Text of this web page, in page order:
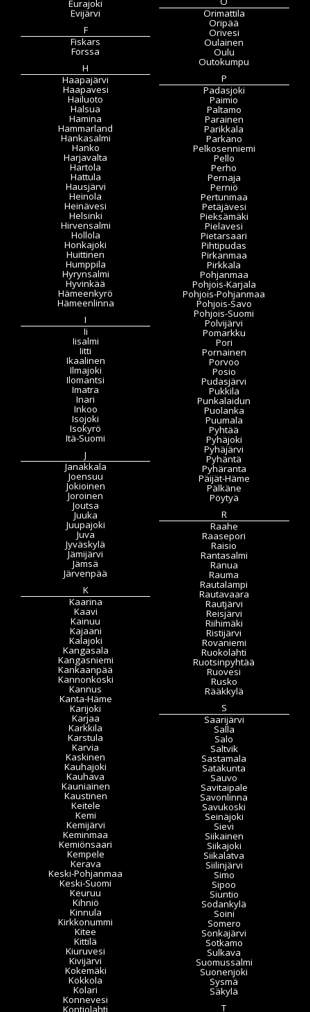
Eurajoki
Evijärvi
F
Fiskars
Forssa
H
Haapajärvi
Haapavesi
Hailuoto
Halsua
Hamina
Hammarland
Hankasalmi
Hanko
Harjavalta
Hartola
Hattula
Hausjärvi
Heinola
Heinävesi
Helsinki
Hirvensalmi
Hollola
Honkajoki
Huittinen
Humppila
Hyrynsalmi
Hyvinkää
Hämeenkyrö
Hämeenlinna
I
Ii
Iisalmi
Iitti
Ikaalinen
Ilmajoki
Ilomantsi
Imatra
Inari
Inkoo
Isojoki
Isokyrö
Itä-Suomi
J
Janakkala
Joensuu
Jokioinen
Joroinen
Joutsa
Juuka
Juupajoki
Juva
Jyväskylä
Jämijärvi
Jämsä
Järvenpää
K
Kaarina
Kaavi
Kainuu
Kajaani
Kalajoki
Kangasala
Kangasniemi
Kankaanpää
Kannonkoski
Kannus
Kanta-Häme
Karijoki
Karjaa
Karkkila
Karstula
Karvia
Kaskinen
Kauhajoki
Kauhava
Kauniainen
Kaustinen
Keitele
Kemi
Kemijärvi
Keminmaa
Kemiönsaari
Kempele
Kerava
Keski-Pohjanmaa
Keski-Suomi
Keuruu
Kihniö
Kinnula
Kirkkonummi
Kitee
Kittilä
Kiuruvesi
Kivijärvi
Kokemäki
Kokkola
Kolari
Konnevesi
Kontiolahti
Orimattila
Oripää
Orivesi
Oulainen
Oulu
Outokumpu
P
Padasjoki
Paimio
Paltamo
Parainen
Parikkala
Parkano
Pelkosenniemi
Pello
Perho
Pernaja
Perniö
Pertunmaa
Petäjävesi
Pieksämäki
Pielavesi
Pietarsaari
Pihtipudas
Pirkanmaa
Pirkkala
Pohjanmaa
Pohjois-Karjala
Pohjois-Pohjanmaa
Pohjois-Savo
Pohjois-Suomi
Polvijärvi
Pomarkku
Pori
Pornainen
Porvoo
Posio
Pudasjärvi
Pukkila
Punkalaidun
Puolanka
Puumala
Pyhtää
Pyhäjoki
Pyhäjärvi
Pyhäntä
Pyhäranta
Päijät-Häme
Pälkäne
Pöytyä
R
Raahe
Raasepori
Raisio
Rantasalmi
Ranua
Rauma
Rautalampi
Rautavaara
Rautjärvi
Reisjärvi
Riihimäki
Ristijärvi
Rovaniemi
Ruokolahti
Ruotsinpyhtää
Ruovesi
Rusko
Rääkkylä
S
Saarijärvi
Salla
Salo
Saltvik
Sastamala
Satakunta
Sauvo
Savitaipale
Savonlinna
Savukoski
Seinäjoki
Sievi
Siikainen
Siikajoki
Siikalatva
Siilinjärvi
Simo
Sipoo
Siuntio
Sodankylä
Soini
Somero
Sonkajärvi
Sotkamo
Sulkava
Suomussalmi
Suonenjoki
Sysmä
Säkylä
T